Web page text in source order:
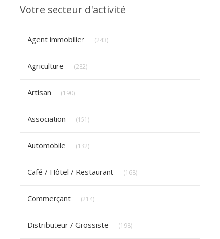
Votre secteur d'activité
Agent immobilier (243)
Agriculture (282)
Artisan (190)
Association (151)
Automobile (182)
Café / Hôtel / Restaurant (168)
Commerçant (214)
Distributeur / Grossiste (198)